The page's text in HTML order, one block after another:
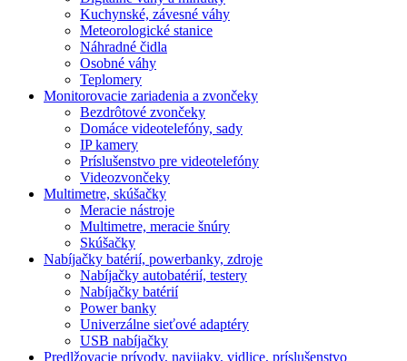
Kuchynské, závesné váhy
Meteorologické stanice
Náhradné čidla
Osobné váhy
Teplomery
Monitorovacie zariadenia a zvončeky
Bezdrôtové zvončeky
Domáce videotelefóny, sady
IP kamery
Príslušenstvo pre videotelefóny
Videozvončeky
Multimetre, skúšačky
Meracie nástroje
Multimetre, meracie šnúry
Skúšačky
Nabíjačky batérií, powerbanky, zdroje
Nabíjačky autobatérií, testery
Nabíjačky batérií
Power banky
Univerzálne sieťové adaptéry
USB nabíjačky
Predlžovacie prívody, navijaky, vidlice, príslušenstvo